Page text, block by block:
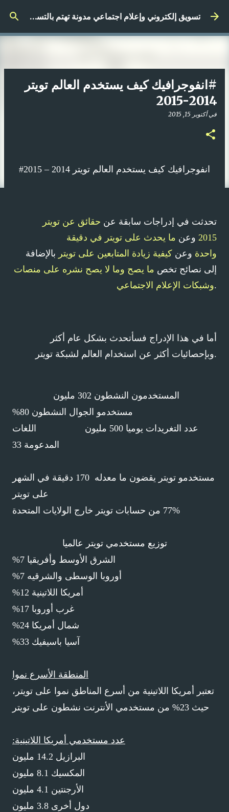
التخطي إلى المحتوى الرئيسي تسويق إلكتروني وإعلام اجتماعي مدونة تهتم بالتسويق الرقمي
#انفوجرافيك كيف يستخدم العالم تويتر
2014-2015
فيأكتوبر 15, 2015
#انفوجرافيك كيف يستخدم العالم تويتر 2014 – 2015
تحدثت في إدراجات سابقة عن حقائق عن تويتر
2015 وعن ما يحدث على تويتر في دقيقة
واحدة وعن كيفية زيادة المتابعين على تويتر بالإضافة
إلى نصائح تخص ما يصح وما لا يصح نشره على منصات
وشبكات الإعلام الاجتماعي.
أما في هذا الإدراج فسأتحدث بشكل عام أكثر
وبإحصائيات أكثر عن استخدام العالم لشبكة تويتر.
المستخدمون النشطون 302 مليون
مستخدمو الجوال النشطون 80%
عدد التغريدات يوميا 500 مليون اللغات
المدعومة 33
مستخدمو تويتر يقضون ما معدله 170 دقيقة في الشهر
على تويتر
77% من حسابات تويتر خارج الولايات المتحدة
توزيع مستخدمي تويتر عالميا
الشرق الأوسط وأفريقيا 7%
أوروبا الوسطى والشرقيه 7%
أمريكا اللاتينية 12%
غرب أوروبا 17%
شمال أمريكا 24%
آسيا باسيفيك 33%
المنطقة الأسرع نموا
تعتبر أمريكا اللاتينية من أسرع المناطق نموا على تويتر،
حيث 23% من مستخدمي الأنترنت نشطون على تويتر
عدد مستخدمي أمريكا اللاتينية:
البرازيل 14.2 مليون
المكسيك 8.1 مليون
الأرجنتين 4.1 مليون
دول أخرى 3.8 مليون